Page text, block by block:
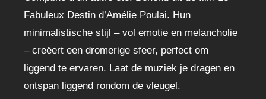
Fabuleux Destin d’Amélie Poulai. Hun
minimalistische stijl – vol emotie en melancholie
– creëert een dromerige sfeer, perfect om
liggend te ervaren. Laat de muziek je dragen en
ontspan liggend rondom de vleugel.